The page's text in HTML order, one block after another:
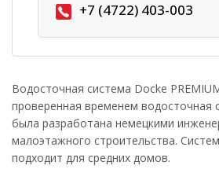
+7 (4722) 403-003
Водосточная система Docke
проверенная временем водосточная
была разработана немецкими
малоэтажного строительства.
подходит для средних домов.